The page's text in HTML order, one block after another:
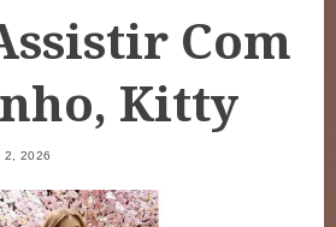
Com
Kitty
2, 2026